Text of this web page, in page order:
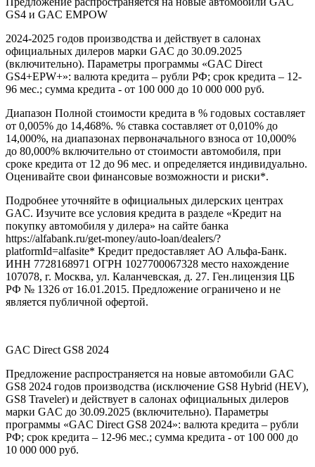
GS4 и GAC EMPOW
2024-2025 годов производства и действует в салонах
официальных дилеров марки GAC до 30.09.2025
(включительно). Параметры программы «GAC Direct
GS4+EPW+»: валюта кредита – рубли РФ; срок кредита – 12-
96 мес.; сумма кредита - от 100 000 до 10 000 000 руб.
Диапазон Полной стоимости кредита в % годовых составляет
от 0,005% до 14,468%. % ставка составляет от 0,010% до
14,000%, на диапазонах первоначального взноса от 10,000%
до 80,000% включительно от стоимости автомобиля, при
сроке кредита от 12 до 96 мес. и определяется индивидуально.
Оценивайте свои финансовые возможности и риски*.
Подробнее уточняйте в официальных дилерских центрах
GAC. Изучите все условия кредита в разделе «Кредит на
покупку автомобиля у дилера» на сайте банка
https://alfabank.ru/get-money/auto-loan/dealers/?
platformId=alfasite* Кредит предоставляет АО Альфа-Банк.
ИНН 7728168971 ОГРН 1027700067328 место нахождение
107078, г. Москва, ул. Каланчевская, д. 27. Ген.лицензия ЦБ
РФ № 1326 от 16.01.2015. Предложение ограничено и не
является публичной офертой.
GAC Direct GS8 2024
Предложение распространяется на новые автомобили GAC
GS8 2024 годов производства (исключение GS8 Hybrid (HEV),
GS8 Traveler) и действует в салонах официальных дилеров
марки GAC до 30.09.2025 (включительно). Параметры
программы «GAC Direct GS8 2024»: валюта кредита – рубли
РФ; срок кредита – 12-96 мес.; сумма кредита - от 100 000 до
10 000 000 руб.